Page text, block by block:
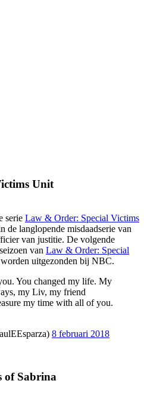
Unit
serie Law & Order: Special Victims
de langlopende misdaadserie van
van justitie. De volgende
van Law & Order: Special
uitgezonden bij NBC.
You changed my life. My
my Liv, my friend
my time with all of you.
8 februari 2018
of Sabrina